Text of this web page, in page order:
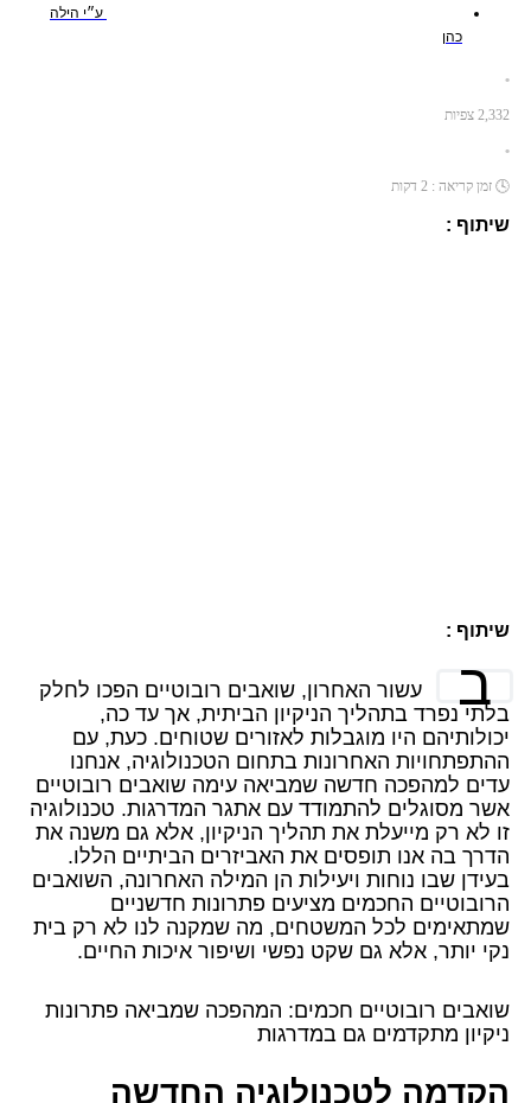
ע״י הילה
כהן
•
2,332 צפיות
•
🕓 זמן קריאה : 2 דקות
שיתוף :
שיתוף :
ב
עשור האחרון, שואבים רובוטיים הפכו לחלק
בלתי נפרד בתהליך הניקיון הביתית, אך עד כה,
יכולותיהם היו מוגבלות לאזורים שטוחים. כעת, עם
ההתפתחויות האחרונות בתחום הטכנולוגיה, אנחנו
עדים למהפכה חדשה שמביאה עימה שואבים רובוטיים
אשר מסוגלים להתמודד עם אתגר המדרגות. טכנולוגיה
זו לא רק מייעלת את תהליך הניקיון, אלא גם משנה את
הדרך בה אנו תופסים את האביזרים הביתיים הללו.
בעידן שבו נוחות ויעילות הן המילה האחרונה, השואבים
הרובוטיים החכמים מציעים פתרונות חדשניים
שמתאימים לכל המשטחים, מה שמקנה לנו לא רק בית
נקי יותר, אלא גם שקט נפשי ושיפור איכות החיים.
שואבים רובוטיים חכמים: המהפכה שמביאה פתרונות
ניקיון מתקדמים גם במדרגות
הקדמה לטכנולוגיה החדשה